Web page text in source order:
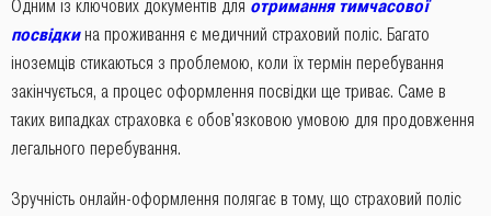
Одним із ключових документів для отримання тимчасової
посвідкина проживання є медичний страховий поліс. Багато
іноземців стикаються з проблемою, коли їх термін перебування
закінчується, а процес оформлення посвідки ще триває. Саме в
таких випадках страховка є обов'язковою умовою для продовження
легального перебування.
Зручність онлайн-оформлення полягає в тому, що страховий поліс